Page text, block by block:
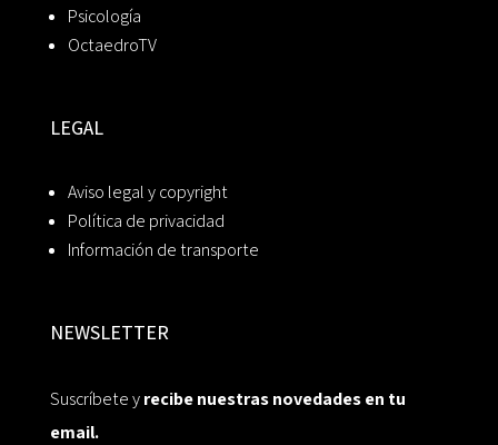
Psicología
OctaedroTV
LEGAL
Aviso legal y copyright
Política de privacidad
Información de transporte
NEWSLETTER
Suscríbete yrecibe nuestras novedades en tu
email.